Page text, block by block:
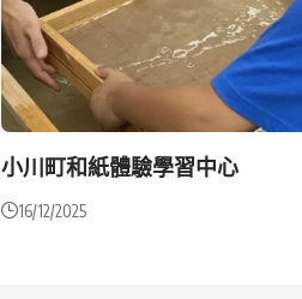
小川町和紙體驗學習中心
16/12/2025